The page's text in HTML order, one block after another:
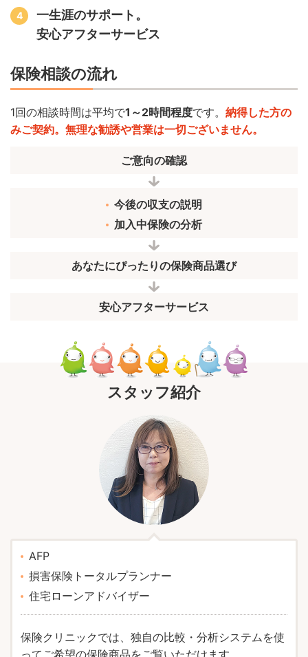
一生涯のサポート。
安心アフターサービス
保険相談の流れ
1回の相談時間は平均で1～2時間程度です。 納得した方の
みご契約。無理な勧誘や営業は一切ございません。
ご意向の確認
今後の収支の説明
加入中保険の分析
あなたにぴったりの保険商品選び
安心アフターサービス
スタッフ紹介
AFP
損害保険トータルプランナー
住宅ローンアドバイザー
保険クリニックでは、独自の比較・分析システムを使
ってご希望の保険商品をご覧いただけます。